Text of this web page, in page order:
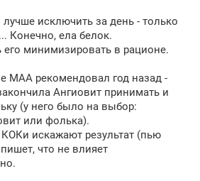
лучше исключить за день - только
Конечно, ела белок.
его минимизировать в рационе.
МАА рекомендовал год назад -
Ангиовит принимать и
(у него было на выбор:
или фолька).
искажают результат (пью
что не влияет